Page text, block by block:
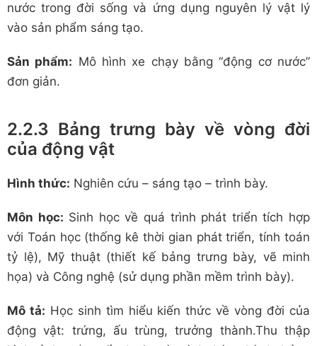
nước trong đời sống và ứng dụng nguyên lý vật lý
vào sản phẩm sáng tạo.
Sản phẩm: Mô hình xe chạy bằng “động cơ nước”
đơn giản.
2.2.3 Bảng trưng bày về vòng đời
của động vật
Hình thức: Nghiên cứu – sáng tạo – trình bày.
Môn học: Sinh học về quá trình phát triển tích hợp
với Toán học (thống kê thời gian phát triển, tính toán
tỷ lệ), Mỹ thuật (thiết kế bảng trưng bày, vẽ minh
họa) và Công nghệ (sử dụng phần mềm trình bày).
Mô tả: Học sinh tìm hiểu kiến thức về vòng đời của
động vật: trứng, ấu trùng, trưởng thành.Thu thập